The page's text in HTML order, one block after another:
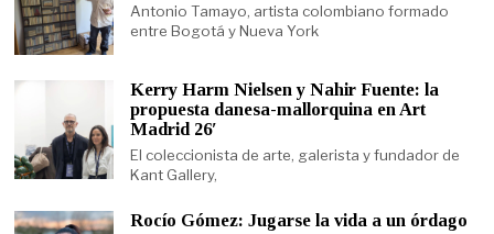
Antonio Tamayo, artista colombiano formado
entre Bogotá y Nueva York
Kerry Harm Nielsen y Nahir Fuente: la
propuesta danesa-mallorquina en Art
Madrid 26′
El coleccionista de arte, galerista y fundador de
Kant Gallery,
Rocío Gómez: Jugarse la vida a un órdago